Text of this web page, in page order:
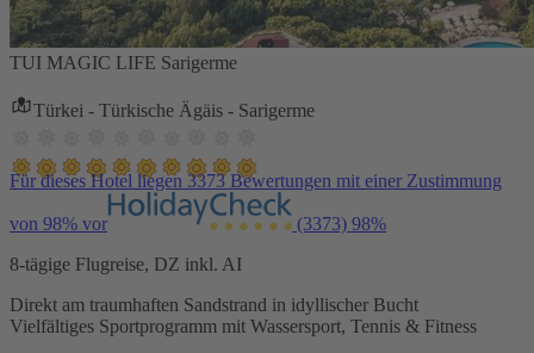
TUI MAGIC LIFE Sarigerme
Türkei - Türkische Ägäis - Sarigerme
Für dieses Hotel liegen 3373 Bewertungen mit einer Zustimmung
von 98% vor (3373) 98%
8-tägige Flugreise, DZ inkl. AI
Direkt am traumhaften Sandstrand in idyllischer Bucht
Vielfältiges Sportprogramm mit Wassersport, Tennis & Fitness